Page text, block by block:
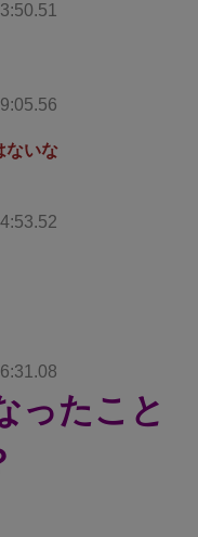
ないな
ったこと